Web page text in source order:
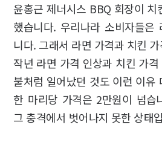
윤홍근 제너시스 BBQ 회장이
했습니다. 우리나라 소비자들은
니다. 그래서 라면 가격과 치킨
작년 라면 가격 인상과 치킨 가
불처럼 일어났던 것도 이런 이유
한 마리당 가격은 2만원이 넘습
그 충격에서 벗어나지 못한 상태